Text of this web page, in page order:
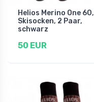
Helios Merino One 60,
Skisocken, 2 Paar,
schwarz
50 EUR